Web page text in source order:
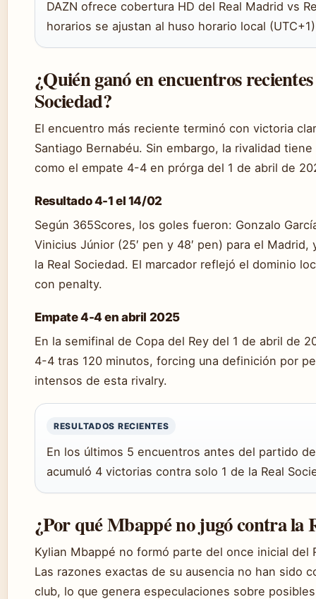
DAZN ofrece cobertura HD del Real Madrid vs
horarios se ajustan al huso horario local
¿Quién ganó en encuentros
Sociedad?
El encuentro más reciente terminó con victoria
Santiago Bernabéu. Sin embargo, la rivalidad
como el empate 4-4 en prórga del 1 de abril de
Resultado 4-1 el 14/02
Según 365Scores, los goles fueron: Gonzalo
Vinicius Júnior (25′ pen y 48′ pen) para el Madrid,
la Real Sociedad. El marcador reflejó el dominio
con penalty.
Empate 4-4 en abril 2025
En la semifinal de Copa del Rey del 1 de abril de
4-4 tras 120 minutos, forcing una definición por
intensos de esta rivalry.
RESULTADOS RECIENTES
En los últimos 5 encuentros antes del partido
acumuló 4 victorias contra solo 1 de la Real
¿Por qué Mbappé no jugó contra la
Kylian Mbappé no formó parte del once inicial del
Las razones exactas de su ausencia no han sido
club, lo que genera especulaciones sobre